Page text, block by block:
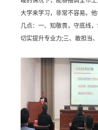
大学来学习，非常不容易。
几点：一、知敬畏，守底线
切实提升专业力;三、敢担当